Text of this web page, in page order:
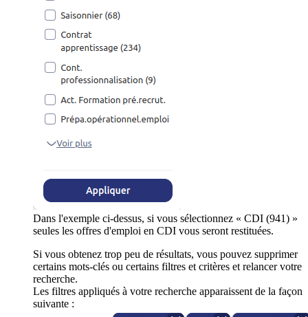
Dans l'exemple ci-dessus, si vous sélectionnez « CDI (941) »
seules les offres d'emploi en CDI vous seront restituées.
Si vous obtenez trop peu de résultats, vous pouvez supprimer
certains mots-clés ou certains filtres et critères et relancer votre
recherche.
Les filtres appliqués à votre recherche apparaissent de la façon
suivante :